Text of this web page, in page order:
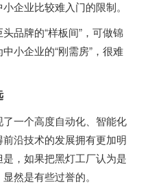
企业比较难入门的限制。
品牌的“样板间”，可做锦
小企业的“刚需房”，很难
一个高度自动化、智能化
沿技术的发展拥有更加明
，如果把黑灯工厂认为是
然是有些过誉的。